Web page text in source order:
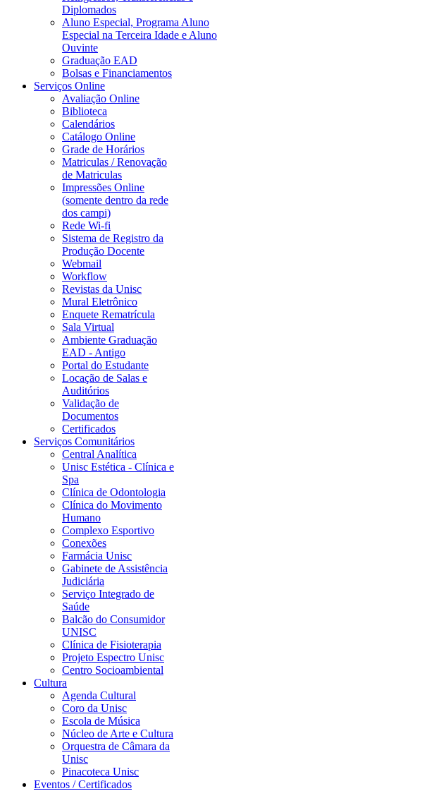
Diplomados
Aluno Especial, Programa Aluno
Especial na Terceira Idade e Aluno
Ouvinte
Graduação EAD
Bolsas e Financiamentos
Serviços Online
Avaliação Online
Biblioteca
Calendários
Catálogo Online
Grade de Horários
Matriculas / Renovação
de Matriculas
Impressões Online
(somente dentro da rede
dos campi)
Rede Wi-fi
Sistema de Registro da
Produção Docente
Webmail
Workflow
Revistas da Unisc
Mural Eletrônico
Enquete Rematrícula
Sala Virtual
Ambiente Graduação
EAD - Antigo
Portal do Estudante
Locação de Salas e
Auditórios
Validação de
Documentos
Certificados
Serviços Comunitários
Central Analítica
Unisc Estética - Clínica e
Spa
Clínica de Odontologia
Clínica do Movimento
Humano
Complexo Esportivo
Conexões
Farmácia Unisc
Gabinete de Assistência
Judiciária
Serviço Integrado de
Saúde
Balcão do Consumidor
UNISC
Clínica de Fisioterapia
Projeto Espectro Unisc
Centro Socioambiental
Cultura
Agenda Cultural
Coro da Unisc
Escola de Música
Núcleo de Arte e Cultura
Orquestra de Câmara da
Unisc
Pinacoteca Unisc
Eventos / Certificados